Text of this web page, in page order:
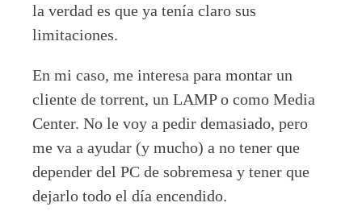
la verdad es que ya tenía claro sus
limitaciones.
En mi caso, me interesa para montar un
cliente de torrent, un LAMP o como Media
Center. No le voy a pedir demasiado, pero
me va a ayudar (y mucho) a no tener que
depender del PC de sobremesa y tener que
dejarlo todo el día encendido.